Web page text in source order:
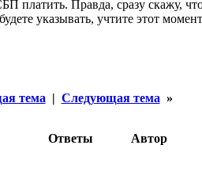
платить. Правда, сразу скажу,
указывать, учтите этот
тема | Следующая тема »
Ответы Автор